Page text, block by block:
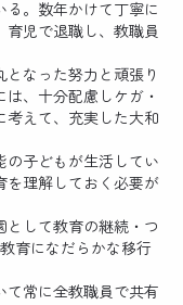
。数年かけて丁寧に
児で退職し、教職員
なった努力と頑張り
、十分配慮しケガ・
えて、充実した大和
の子どもが生活してい
を理解しておく必要が
として教育の継続・つ
育になだらかな移行
て常に全教職員で共有